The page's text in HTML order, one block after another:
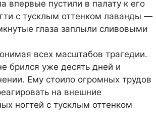
впервые пустили в палату к его
с тусклым оттенком лаванды —
глаза заплыли сливовыми
всех масштабов трагедии.
брился уже десять дней и
Ему стоило огромных трудов
на внешние
ногтей с тусклым оттенком